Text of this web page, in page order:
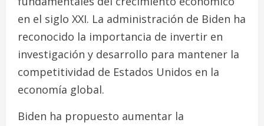
en el siglo XXI. La administración de Biden ha
reconocido la importancia de invertir en
investigación y desarrollo para mantener la
competitividad de Estados Unidos en la
economía global.
Biden ha propuesto aumentar la